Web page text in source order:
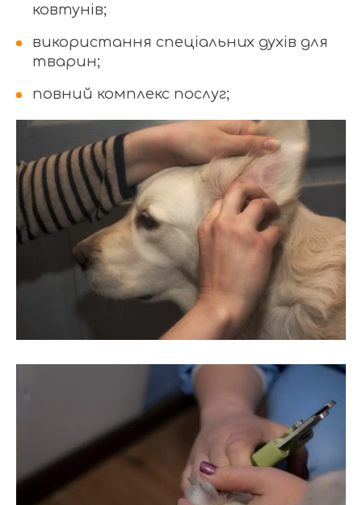
ковтунів;
використання спеціальних духів для
тварин;
повний комплекс послуг;